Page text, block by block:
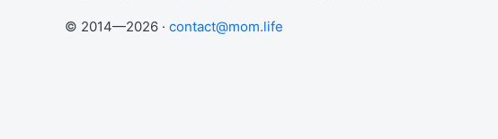
© 2014—2026 · contact@mom.life